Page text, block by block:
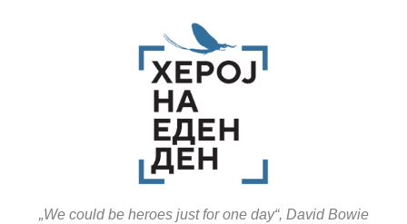
„We could be heroes just for one day“, David Bowie